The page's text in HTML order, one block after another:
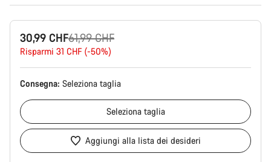
30,99 CHF
Prezzo
originale
61,99 CHF
Risparmi 31 CHF (-50%)
Consegna: Seleziona taglia
Seleziona taglia
Aggiungi alla lista dei desideri